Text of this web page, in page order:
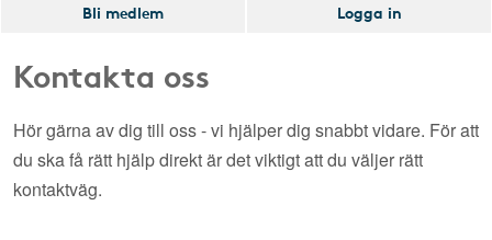
Bli medlem
Logga in
Kontakta oss
Hör gärna av dig till oss - vi hjälper dig snabbt vidare. För att
du ska få rätt hjälp direkt är det viktigt att du väljer rätt
kontaktväg.